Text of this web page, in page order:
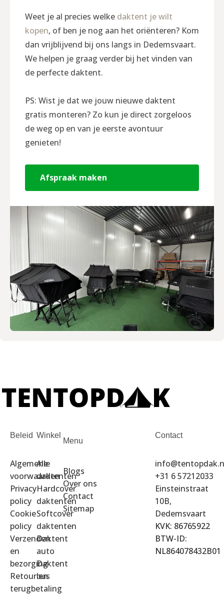
Weet je al precies welke daktent je wilt
kopen, of ben je nog aan het oriënteren? Kom
dan vrijblijvend bij ons langs in Dedemsvaart.
We helpen je graag verder bij het vinden van
de perfecte daktent.
PS: Wist je dat we jouw nieuwe daktent
gratis monteren? Zo kun je direct zorgeloos
de weg op en van je eerste avontuur
genieten!
Afspraak maken
Beleid
Algemene
voorwaarden
Privacy
policy
Cookie
policy
Verzenden
en
bezorging
Retour en
terugbetaling
Winkel
Alle
daktenten
Hardcover
daktenten
Softcover
daktenten
Daktent
auto
Daktent
bus
Menu
Blogs
Over ons
Contact
Sitemap
Contact
+31 6 57212033
Einsteinstraat
10B,
Dedemsvaart
KVK: 86765922
BTW-ID:
NL864078432B01